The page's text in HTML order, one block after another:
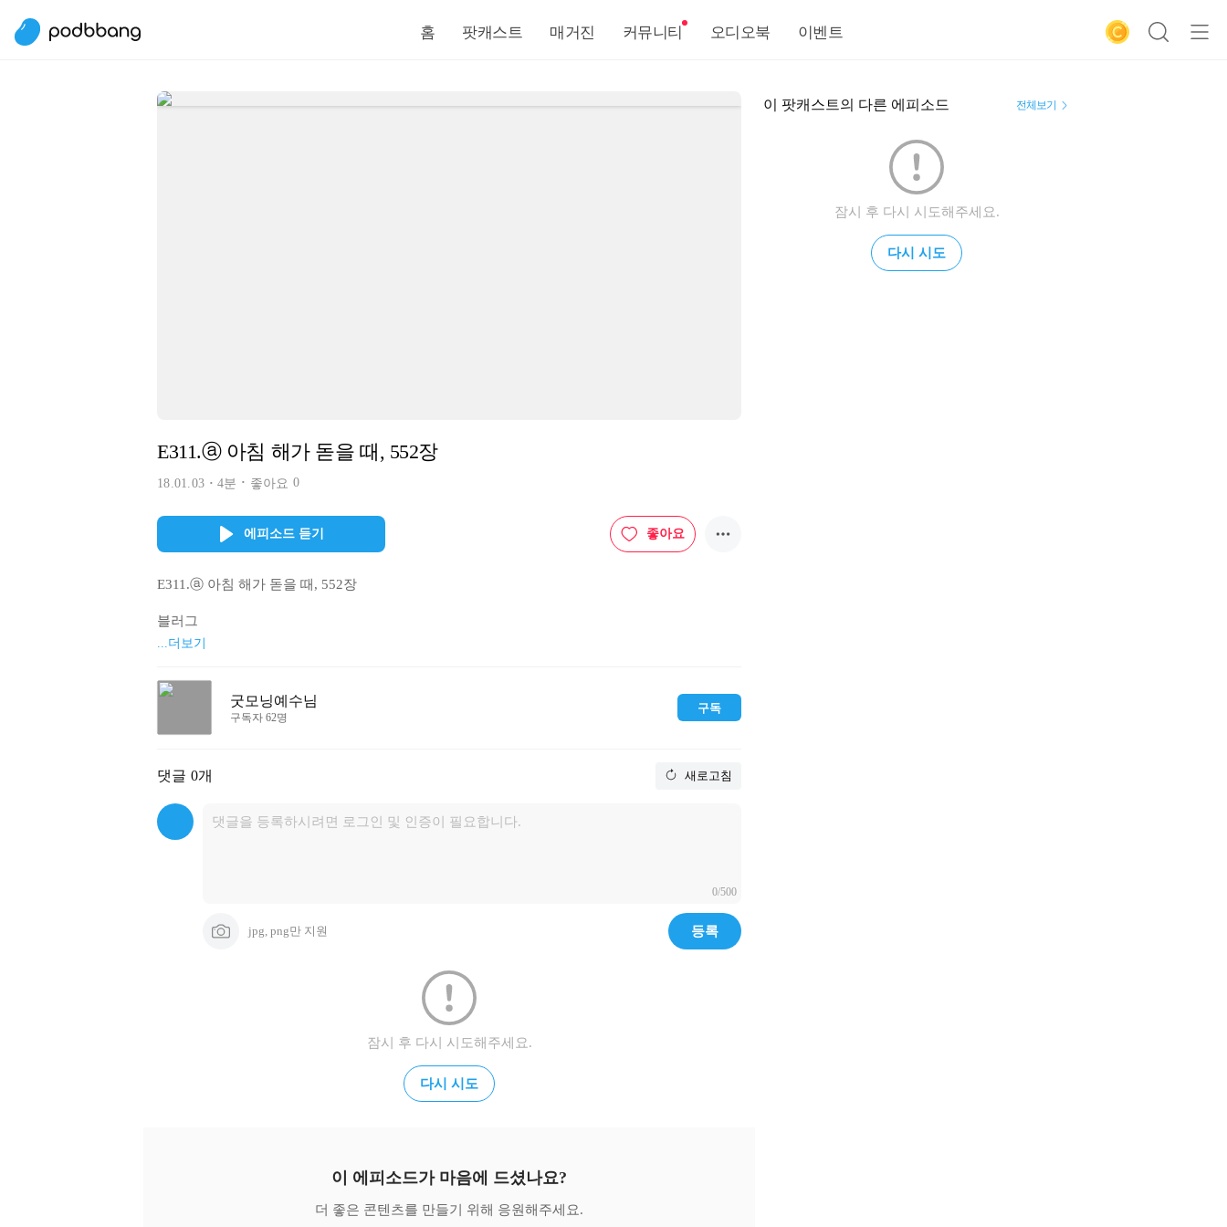
홈 팟캐스트 매거진 커뮤니티 오디오북 이벤트
E311.ⓐ 아침 해가 돋을 때, 552장
18.01.03 4분 좋아요 0
에피소드 듣기 좋아요
E311.ⓐ 아침 해가 돋을 때, 552장
블러그
http://blog.naver.com/gm-jesus
http://band.us/@jesuschrist
문의 메일 gkcokr@gmail.com
...더보기
굿모닝예수님
구독자 62명
구독
댓글 0개 새로고침
0/500
jpg, png만 지원 등록
잠시 후 다시 시도해주세요.
다시 시도
이 에피소드가 마음에 드셨나요?
더 좋은 콘텐츠를 만들기 위해 응원해주세요.
이 팟캐스트의 다른 에피소드 전체보기
잠시 후 다시 시도해주세요.
다시 시도